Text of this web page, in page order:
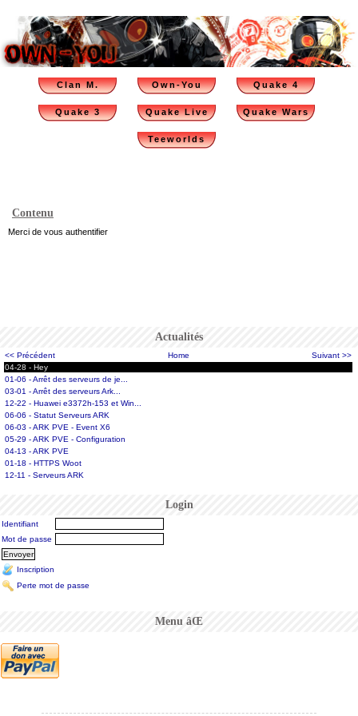
Clan M. Own-You Quake 4
Quake 3 Quake Live Quake Wars
Teeworlds
Menu âŒ
Actualités
<< Précédent Home
Suivant >>
04-28 - Hey
01-06 - Arrêt des serveurs de je...
03-01 - Arrêt des serveurs Ark...
12-22 - Huawei e3372h-153 et Win...
06-06 - Statut Serveurs ARK
06-03 - ARK PVE - Event X6
05-29 - ARK PVE - Configuration
04-13 - ARK PVE
01-18 - HTTPS Woot
12-11 - Serveurs ARK
Login
Identifiant
Mot de passe
Inscription
Perte mot de passe
Contenu
Merci de vous authentifier